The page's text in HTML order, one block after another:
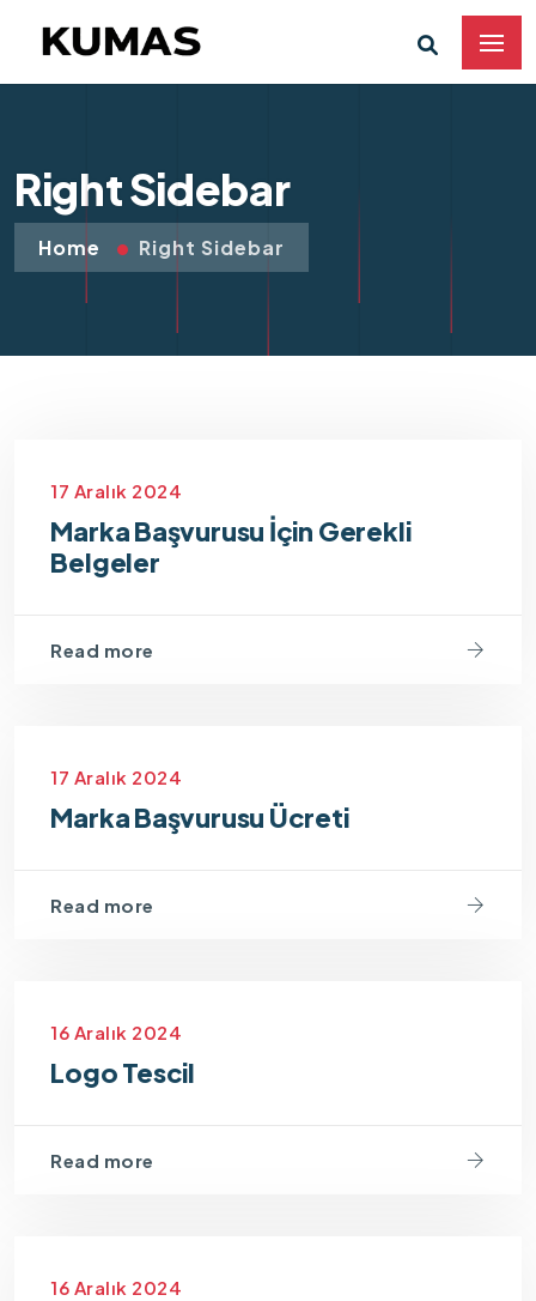
Right Sidebar
Home Right Sidebar
17 Aralık 2024
Marka Başvurusu İçin Gerekli
Belgeler
Read more
17 Aralık 2024
Marka Başvurusu Ücreti
Read more
16 Aralık 2024
Logo Tescil
Read more
16 Aralık 2024